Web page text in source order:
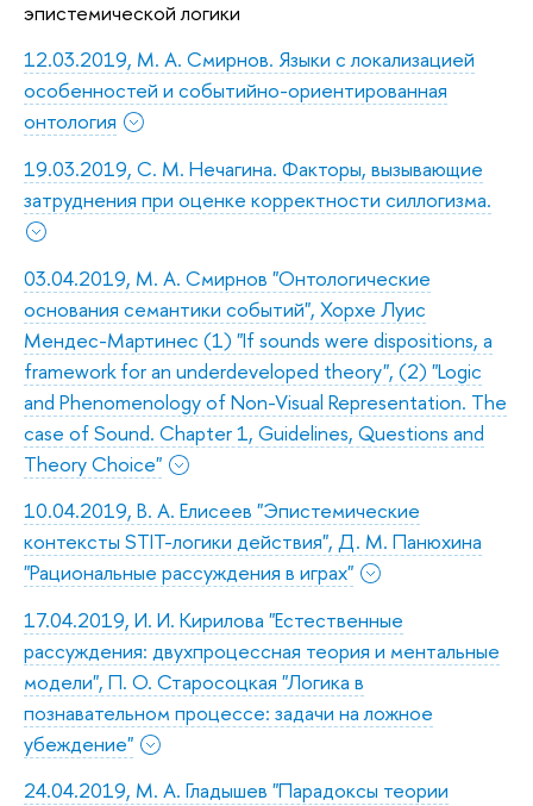
эпистемической логики
12.03.2019, М. А. Смирнов. Языки с локализацией
особенностей и событийно-ориентированная
онтология
19.03.2019, С. М. Нечагина. Факторы, вызывающие
затруднения при оценке корректности силлогизма.
03.04.2019, М. А. Смирнов "Онтологические
основания семантики событий", Хорхе Луис
Мендес-Мартинес (1) "If sounds were dispositions, a
framework for an underdeveloped theory", (2) "Logic
and Phenomenology of Non-Visual Representation. The
case of Sound. Chapter 1, Guidelines, Questions and
Theory Choice"
10.04.2019, В. А. Елисеев "Эпистемические
контексты STIT-логики действия", Д. М. Панюхина
"Рациональные рассуждения в играх"
17.04.2019, И. И. Кирилова "Естественные
рассуждения: двухпроцессная теория и ментальные
модели", П. О. Старосоцкая "Логика в
познавательном процессе: задачи на ложное
убеждение"
24.04.2019, М. А. Гладышев "Парадоксы теории